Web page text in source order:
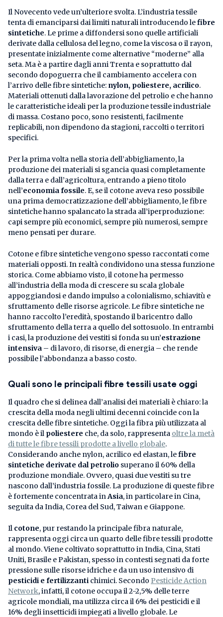
Il Novecento vede un’ulteriore svolta. L’industria tessile
tenta di emanciparsi dai limiti naturali introducendo lefibre
sintetiche. Le prime a diffondersi sono quelle artificiali
derivate dalla cellulosa del legno, come la viscosa o il rayon,
presentate inizialmente come alternative “moderne” alla
seta. Ma è a partire dagli anni Trenta e soprattutto dal
secondo dopoguerra che il cambiamento accelera con
l’arrivo delle fibre sintetiche: nylon, poliestere, acrilico.
Materiali ottenuti dalla lavorazione del petrolio e che hanno
le caratteristiche ideali per la produzione tessile industriale
di massa. Costano poco, sono resistenti, facilmente
replicabili, non dipendono da stagioni, raccolti o territori
specifici.
Per la prima volta nella storia dell’abbigliamento, la
produzione dei materiali si sgancia quasi completamente
dalla terra e dall’agricoltura, entrando a pieno titolo
nell’economia fossile. E, se il cotone aveva reso possibile
una prima democratizzazione dell’abbigliamento, le fibre
sintetiche hanno spalancato la strada all’iperproduzione:
capi sempre più economici, sempre più numerosi, sempre
meno pensati per durare.
Cotone e fibre sintetiche vengono spesso raccontati come
materiali opposti. In realtà condividono una stessa funzione
storica. Come abbiamo visto, il cotone ha permesso
all’industria della moda di crescere su scala globale
appoggiandosi e dando impulso a colonialismo, schiavitù e
sfruttamento delle risorse agricole. Le fibre sintetiche ne
hanno raccolto l’eredità, spostando il baricentro dallo
sfruttamento della terra a quello del sottosuolo. In entrambi
i casi, la produzione dei vestiti si fonda su un’estrazione
intensiva – di lavoro, di risorse, di energia – che rende
possibile l’abbondanza a basso costo.
Quali sono le principali fibre tessili usate oggi
Il quadro che si delinea dall’analisi dei materiali è chiaro: la
crescita della moda negli ultimi decenni coincide con la
crescita delle fibre sintetiche. Oggi la fibra più utilizzata al
mondo è il poliestere che, da solo, rappresenta oltre la metà
di tutte le fibre tessili prodotte a livello globale.
Considerando anche nylon, acrilico ed elastan, lefibre
sintetiche derivate dal petrolio superano il 60% della
produzione mondiale. Ovvero, quasi due vestiti su tre
nascono dall’industria fossile. La produzione di queste fibre
è fortemente concentrata inAsia, in particolare in Cina,
seguita da India, Corea del Sud, Taiwan e Giappone.
Il cotone, pur restando la principale fibra naturale,
rappresenta oggi circa un quarto delle fibre tessili prodotte
al mondo. Viene coltivato soprattutto in India, Cina, Stati
Uniti, Brasile e Pakistan, spesso in contesti segnati da forte
pressione sulle risorse idriche e da un uso intensivo di
pesticidi e fertilizzanti chimici. Secondo Pesticide Action
Network, infatti, il cotone occupa il 2-2,5% delle terre
agricole mondiali, ma utilizza circa il 6% dei pesticidi e il
16% degli insetticidi impiegati a livello globale. Le